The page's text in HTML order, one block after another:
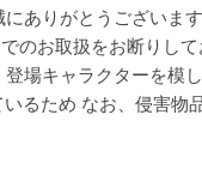
ありがとうございま
のお取扱をお断りし
場キャラクターを模
るため なお、侵害物